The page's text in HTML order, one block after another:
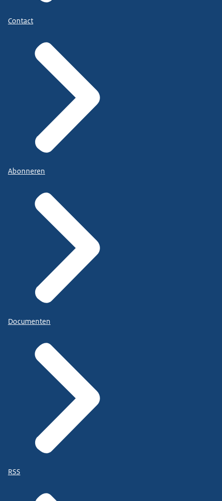
Contact
Abonneren
Documenten
RSS